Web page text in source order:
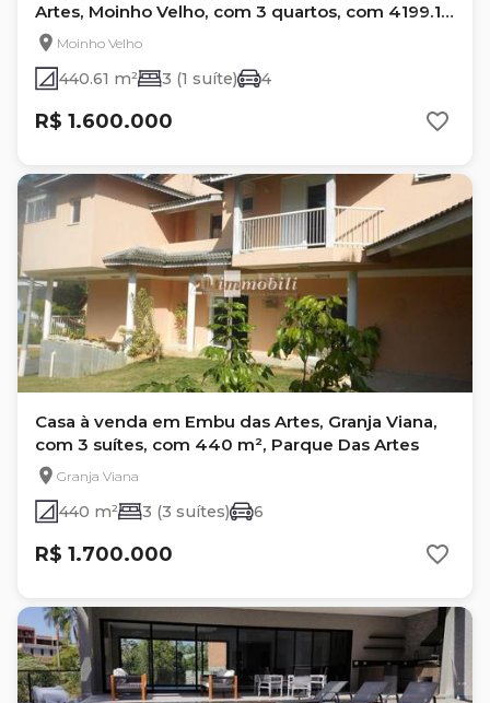
Artes, Moinho Velho, com 3 quartos, com 4199.16
m²Moinho Velho
440.61 m² 3 (1 suíte) 4
R$ 1.600.000
Casa à venda em Embu das Artes, Granja Viana,
com 3 suítes, com 440 m², Parque Das Artes
Granja Viana
440 m² 3 (3 suítes) 6
R$ 1.700.000